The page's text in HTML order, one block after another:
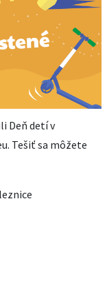
Deň detí v
Tešiť sa môžete